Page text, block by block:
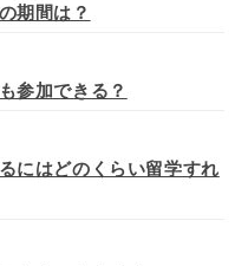
期間は？
参加できる？
にはどのくらい留学すれ